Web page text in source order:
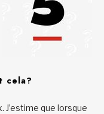
cela?
J’estime que lorsque